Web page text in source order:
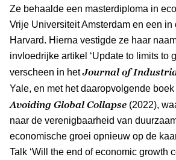
Ze behaalde een masterdiploma in
Vrije Universiteit Amsterdam en een in
Harvard. Hierna vestigde ze haar
invloedrijke artikel ‘Update to limits to
verscheen in hetJournal of
Yale, en met het daaropvolgende boek
Avoiding Global Collapse (2022),
naar de verenigbaarheid van
economische groei opnieuw op de
Talk ‘Will the end of economic growth